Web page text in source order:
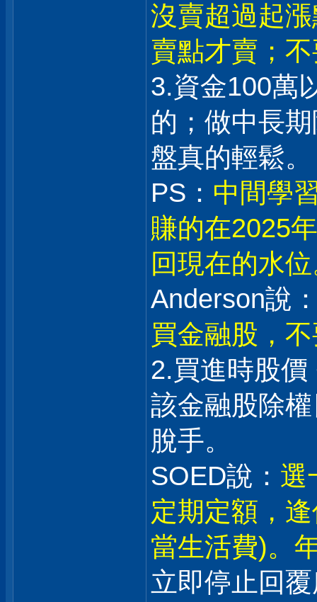
沒賣超過起
賣點才賣；
3.資金100萬
的；做中長
盤真的輕鬆。
PS： 中間學
賺的在2025
回現在的水
Anderson說
買金融股，
2.買進時股
該金融股除
脫手。
SOED說： 選
定期定額，
當生活費)。
立即停止回